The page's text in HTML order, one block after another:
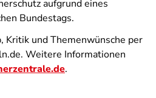
aufgrund eines
Bundestags.
Kritik und Themenwünsche per
Weitere Informationen
.